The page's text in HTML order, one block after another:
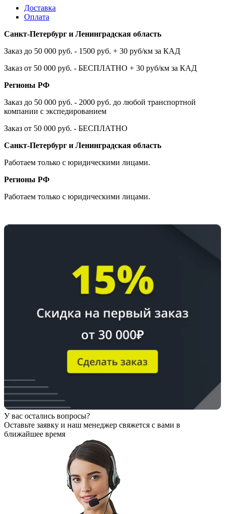
Доставка
Оплата
Санкт-Петербург и Ленинградская область
Заказ до 50 000 руб. - 1500 руб. + 30 руб/км за КАД
Заказ от 50 000 руб. - БЕСПЛАТНО + 30 руб/км за КАД
Регионы РФ
Заказ до 50 000 руб. - 2000 руб. до любой транспортной
компании с экспедированием
Заказ от 50 000 руб. - БЕСПЛАТНО
Санкт-Петербург и Ленинградская область
Работаем только с юридическими лицами.
Регионы РФ
Работаем только с юридическими лицами.
У вас остались вопросы?
Оставьте заявку и наш менеджер свяжется с вами в
ближайшее время